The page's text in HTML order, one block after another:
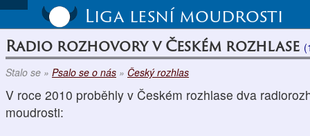
Liga lesní moudrosti
Radio rozhovory v Českém rozhlase
Stalo se » Psalo se o nás » Český rozhlas
V roce 2010 proběhly v Českém rozhlase dva
moudrosti: